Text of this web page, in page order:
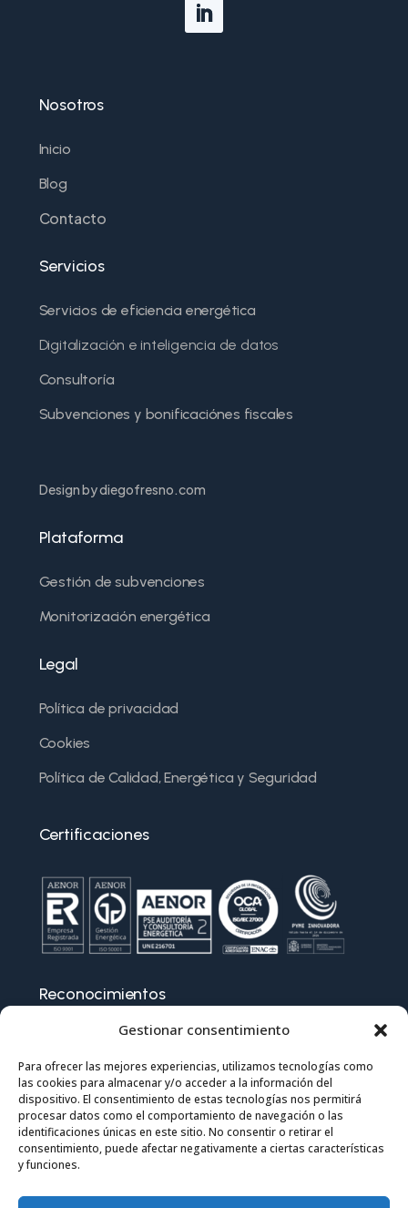
Gestionar consentimiento
Para ofrecer las mejores experiencias, utilizamos tecnologías como
las cookies para almacenar y/o acceder a la información del
dispositivo. El consentimiento de estas tecnologías nos permitirá
procesar datos como el comportamiento de navegación o las
identificaciones únicas en este sitio. No consentir o retirar el
consentimiento, puede afectar negativamente a ciertas características
y funciones.
Nosotros
Inicio
Blog
Contacto
Servicios
Servicios de eficiencia energética
Digitalización e inteligencia de datos
Consultoría
Subvenciones y bonificaciónes fiscales
Design by diegofresno.com
Plataforma
Gestión de subvenciones
Monitorización energética
Legal
Política de privacidad
Cookies
Política de Calidad, Energética y Seguridad
Certificaciones
Reconocimientos